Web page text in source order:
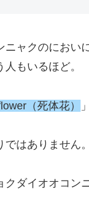
ニャクのにおい
もいるほど。
（死体花）
ではありません
クダイオオコン